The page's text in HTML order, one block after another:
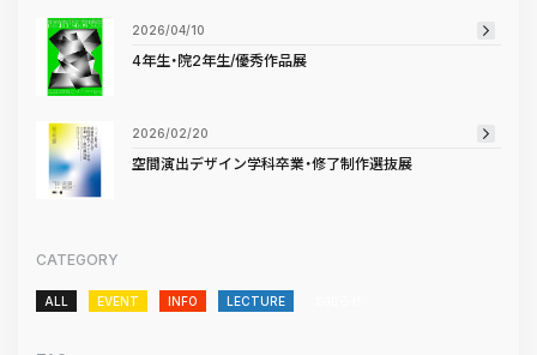
2026/04/10
4年生・院2年生/優秀作品展
2026/02/20
空間演出デザイン学科卒業・修了制作選抜展
CATEGORY
ALL EVENT INFO LECTURE